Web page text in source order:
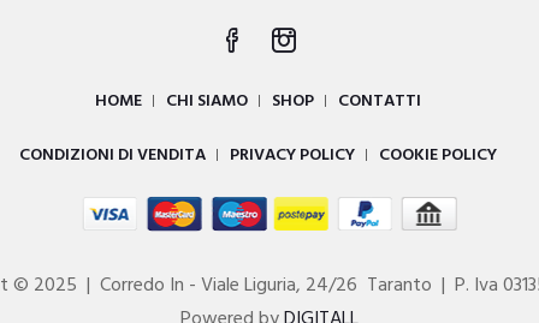
HOME CHI SIAMO SHOP
CONTATTI
CONDIZIONI DI VENDITA
PRIVACY POLICY COOKIE POLICY
© 2025 | Corredo In - Viale Liguria, 24/26 Taranto | P. Iva